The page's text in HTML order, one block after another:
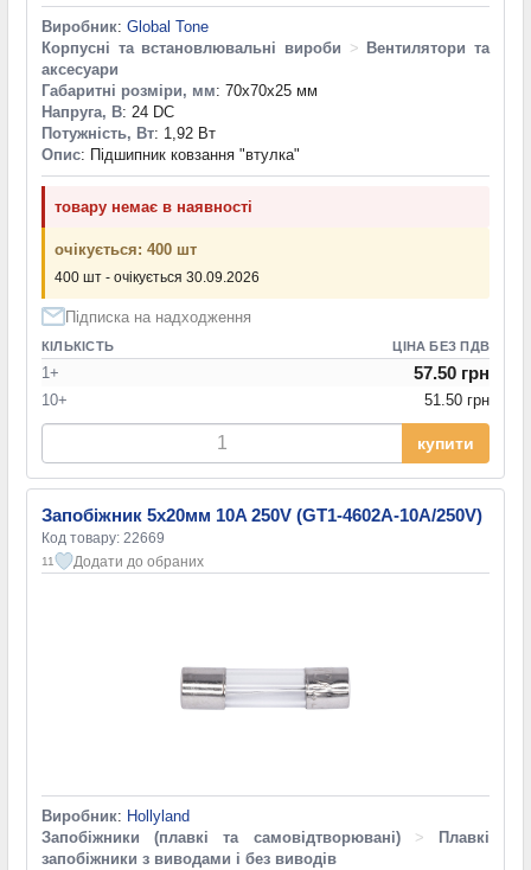
Виробник: Global Tone
Корпусні та встановлювальні вироби > Вентилятори та
аксесуари
Габаритні розміри, мм: 70x70x25 мм
Напруга, В: 24 DC
Потужність, Вт: 1,92 Вт
Опис: Підшипник ковзання "втулка"
товару немає в наявності
очікується: 400 шт
400 шт - очікується 30.09.2026
Підписка на надходження
КІЛЬКІСТЬ ЦІНА БЕЗ ПДВ
1+ 57.50 грн
10+ 51.50 грн
купити
Запобіжник 5х20мм 10A 250V (GT1-4602A-10A/250V)
Код товару: 22669
11 Додати до обраних
Виробник: Hollyland
Запобіжники (плавкі та самовідтворювані)
>
Плавкі
запобіжники з виводами і без виводів